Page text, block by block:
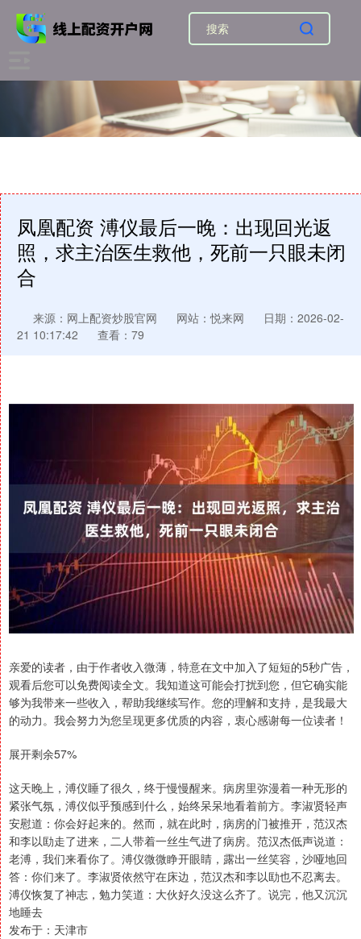
凤凰配资 溥仪最后一晚：出现回光返
照，求主治医生救他，死前一只眼未闭
合
来源：网上配资炒股官网 网站：悦来网
日期：2026-02-
21 10:17:42
查看：79
亲爱的读者，由于作者收入微薄，特意在文中加入了短短的5秒广告，
观看后您可以免费阅读全文。我知道这可能会打扰到您，但它确实能
够为我带来一些收入，帮助我继续写作。您的理解和支持，是我最大
的动力。我会努力为您呈现更多优质的内容，衷心感谢每一位读者！
展开剩余57%
这天晚上，溥仪睡了很久，终于慢慢醒来。病房里弥漫着一种无形的
紧张气氛，溥仪似乎预感到什么，始终呆呆地看着前方。李淑贤轻声
安慰道：你会好起来的。然而，就在此时，病房的门被推开，范汉杰
和李以劻走了进来，二人带着一丝生气进了病房。范汉杰低声说道：
老溥，我们来看你了。溥仪微微睁开眼睛，露出一丝笑容，沙哑地回
答：你们来了。李淑贤依然守在床边，范汉杰和李以劻也不忍离去。
溥仪恢复了神志，勉力笑道：大伙好久没这么齐了。说完，他又沉沉
地睡去
发布于：天津市